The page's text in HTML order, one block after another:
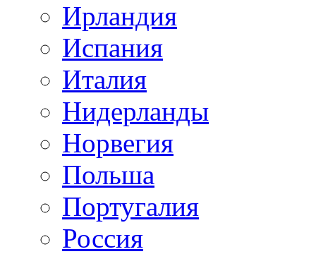
Ирландия
Испания
Италия
Нидерланды
Норвегия
Польша
Португалия
Россия